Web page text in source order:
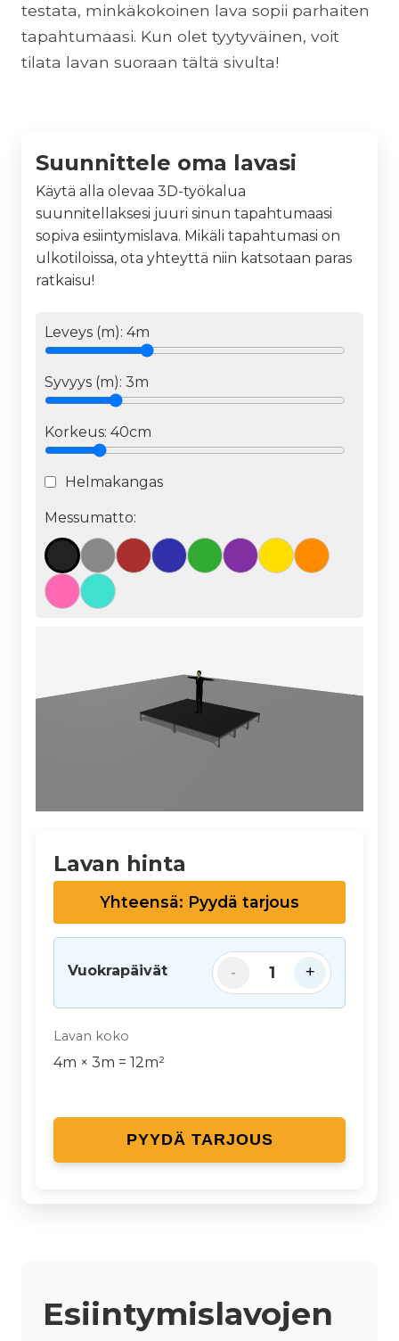
testata, minkäkokoinen lava sopii parhaiten
tapahtumaasi. Kun olet tyytyväinen, voit
tilata lavan suoraan tältä sivulta!
Suunnittele oma lavasi
Käytä alla olevaa 3D-työkalua
suunnitellaksesi juuri sinun tapahtumaasi
sopiva esiintymislava. Mikäli tapahtumasi on
ulkotiloissa, ota yhteyttä niin katsotaan paras
ratkaisu!
Leveys (m): 4m
Syvyys (m): 3m
Korkeus: 40cm
Helmakangas
Messumatto:
Lavan hinta
Yhteensä: Pyydä tarjous
Vuokrapäivät - 1 +
Lavan koko
4m × 3m = 12m²
PYYDÄ TARJOUS
Esiintymislavojen